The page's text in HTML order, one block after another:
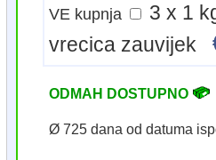
VE kupnja
3 x 1
vrecica zauvijek
ODMAH DOSTUPNO
Ø 725 dana od datuma